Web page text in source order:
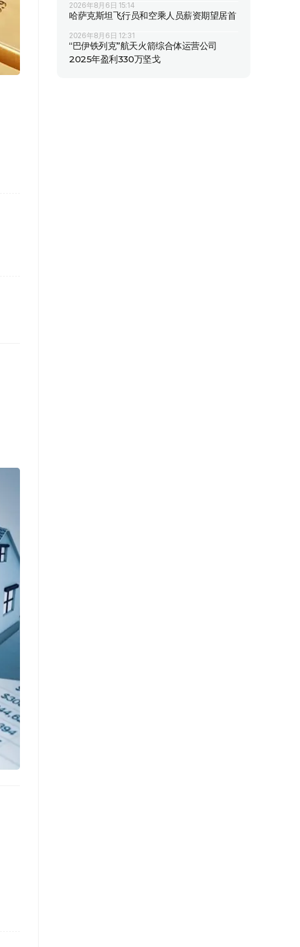
2026年8月6日 15:14
哈萨克斯坦飞行员和空乘人员薪资期望居首
2026年8月6日 12:31
“巴伊铁列克”航天火箭综合体运营公司
2025年盈利330万坚戈